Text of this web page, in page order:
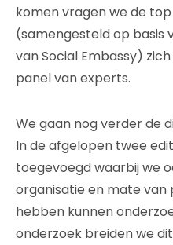
komen vragen we de
(samengesteld op basis
van Social Embassy)
panel van experts.
We gaan nog verder de
In de afgelopen twee
toegevoegd waarbij we
organisatie en mate van
hebben kunnen
onderzoek breiden we